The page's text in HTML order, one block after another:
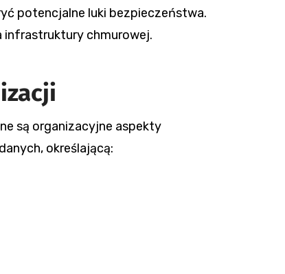
potencjalne luki bezpieczeństwa.
infrastruktury chmurowej.
są organizacyjne aspekty
określającą: